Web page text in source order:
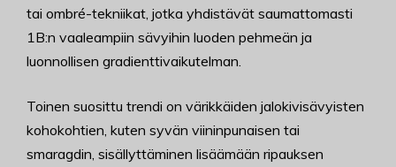
tai ombré-tekniikat, jotka yhdistävät saumattomasti
1B:n vaaleampiin sävyihin luoden pehmeän ja
luonnollisen gradienttivaikutelman.
Toinen suosittu trendi on värikkäiden jalokivisävyisten
kohokohtien, kuten syvän viininpunaisen tai
smaragdin, sisällyttäminen lisäämään ripauksen